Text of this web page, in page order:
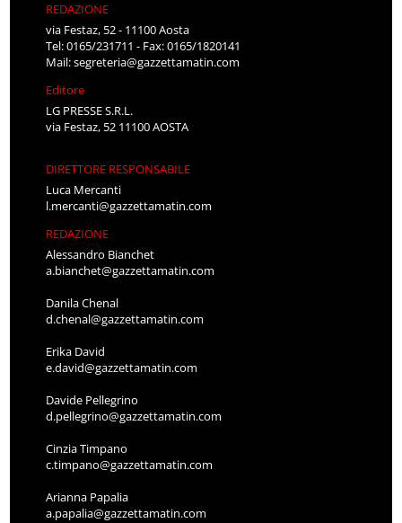
REDAZIONE
via Festaz, 52 - 11100 Aosta
Tel: 0165/231711 - Fax: 0165/1820141
Mail:segreteria@gazzettamatin.com
Editore
LG PRESSE S.R.L.
via Festaz, 52 11100 AOSTA
DIRETTORE RESPONSABILE
Luca Mercanti
l.mercanti@gazzettamatin.com
REDAZIONE
Alessandro Bianchet
a.bianchet@gazzettamatin.com
Danila Chenal
d.chenal@gazzettamatin.com
Erika David
e.david@gazzettamatin.com
Davide Pellegrino
d.pellegrino@gazzettamatin.com
Cinzia Timpano
c.timpano@gazzettamatin.com
Arianna Papalia
a.papalia@gazzettamatin.com